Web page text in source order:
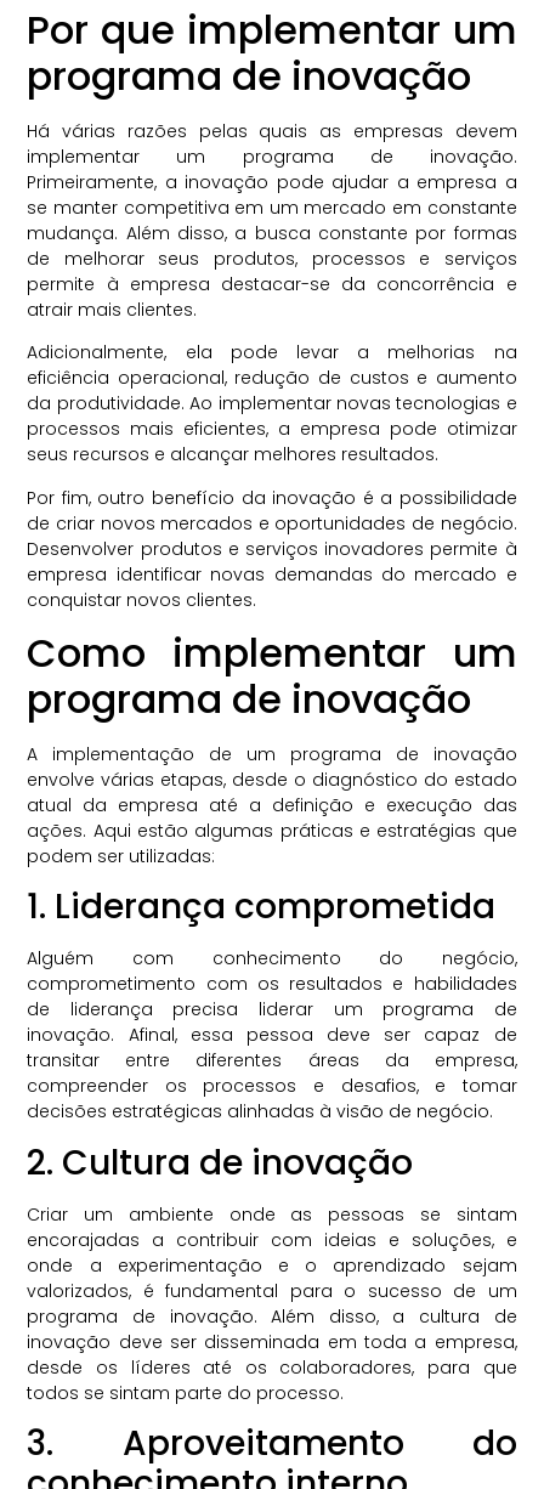
Por que implementar um
programa de inovação
Há várias razões pelas quais as empresas devem
implementar um programa de inovação.
Primeiramente, a inovação pode ajudar a empresa a
se manter competitiva em um mercado em constante
mudança. Além disso, a busca constante por formas
de melhorar seus produtos, processos e serviços
permite à empresa destacar-se da concorrência e
atrair mais clientes.
Adicionalmente, ela pode levar a melhorias na
eficiência operacional, redução de custos e aumento
da produtividade. Ao implementar novas tecnologias e
processos mais eficientes, a empresa pode otimizar
seus recursos e alcançar melhores resultados.
Por fim, outro benefício da inovação é a possibilidade
de criar novos mercados e oportunidades de negócio.
Desenvolver produtos e serviços inovadores permite à
empresa identificar novas demandas do mercado e
conquistar novos clientes.
Como implementar um
programa de inovação
A implementação de um programa de inovação
envolve várias etapas, desde o diagnóstico do estado
atual da empresa até a definição e execução das
ações. Aqui estão algumas práticas e estratégias que
podem ser utilizadas:
1. Liderança comprometida
Alguém com conhecimento do negócio,
comprometimento com os resultados e habilidades
de liderança precisa liderar um programa de
inovação. Afinal, essa pessoa deve ser capaz de
transitar entre diferentes áreas da empresa,
compreender os processos e desafios, e tomar
decisões estratégicas alinhadas à visão de negócio.
2. Cultura de inovação
Criar um ambiente onde as pessoas se sintam
encorajadas a contribuir com ideias e soluções, e
onde a experimentação e o aprendizado sejam
valorizados, é fundamental para o sucesso de um
programa de inovação. Além disso, a cultura de
inovação deve ser disseminada em toda a empresa,
desde os líderes até os colaboradores, para que
todos se sintam parte do processo.
3. Aproveitamento do